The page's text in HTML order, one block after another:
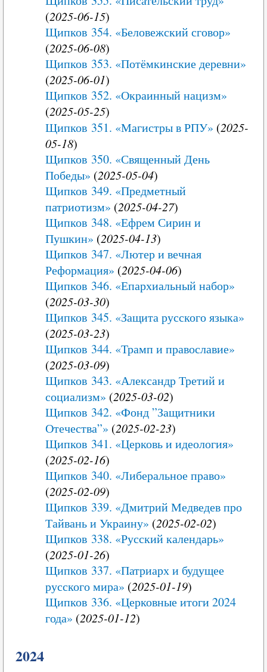
(2025-06-15)
Щипков 354. «Беловежский сговор»
(2025-06-08)
Щипков 353. «Потёмкинские деревни»
(2025-06-01)
Щипков 352. «Окраинный нацизм»
(2025-05-25)
Щипков 351. «Магистры в РПУ» (2025-
05-18)
Щипков 350. «Священный День
Победы» (2025-05-04)
Щипков 349. «Предметный
патриотизм» (2025-04-27)
Щипков 348. «Ефрем Сирин и
Пушкин» (2025-04-13)
Щипков 347. «Лютер и вечная
Реформация» (2025-04-06)
Щипков 346. «Епархиальный набор»
(2025-03-30)
Щипков 345. «Защита русского языка»
(2025-03-23)
Щипков 344. «Трамп и православие»
(2025-03-09)
Щипков 343. «Александр Третий и
социализм» (2025-03-02)
Щипков 342. «Фонд ”Защитники
Отечества”» (2025-02-23)
Щипков 341. «Церковь и идеология»
(2025-02-16)
Щипков 340. «Либеральное право»
(2025-02-09)
Щипков 339. «Дмитрий Медведев про
Тайвань и Украину» (2025-02-02)
Щипков 338. «Русский календарь»
(2025-01-26)
Щипков 337. «Патриарх и будущее
русского мира» (2025-01-19)
Щипков 336. «Церковные итоги 2024
года» (2025-01-12)
2024